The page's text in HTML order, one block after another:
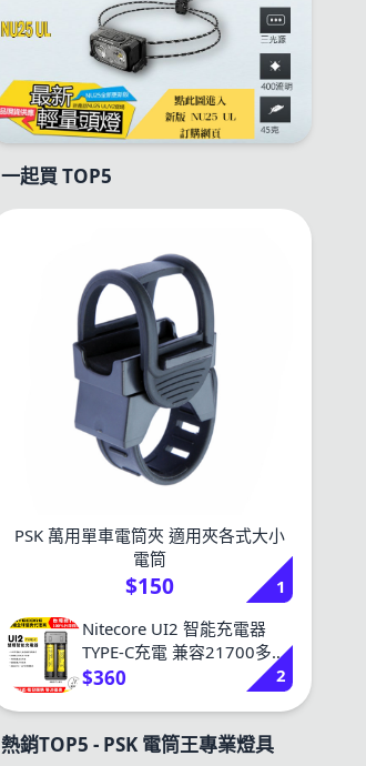
一起買 TOP5
PSK 萬用單車電筒夾 適用夾各式大小
電筒
$150
1
Nitecore UI2 智能充電器
TYPE-C充電 兼容21700多種
鋰電池 公司貨含有防偽標籤
$360 2
熱銷TOP5 - PSK 電筒王專業燈具